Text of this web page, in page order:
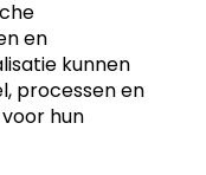
en
kunnen
processen en
hun